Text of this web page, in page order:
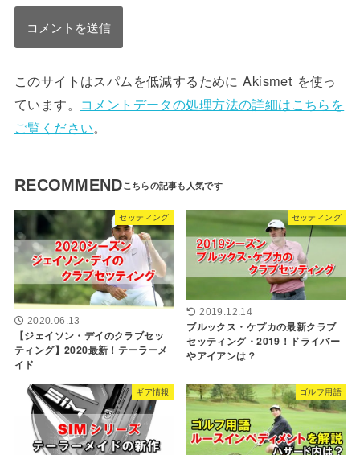
このサイトはスパムを低減するために Akismet を使っ
ています。 コメントデータの処理方法の詳細はこちらを
ご覧ください。
RECOMMEND
セッティング
2020.06.13
【ジェイソン・デイのクラブセッ
ティング】2020最新！テーラーメ
イド
セッティング
2019.12.14
ブルックス・ケプカの最新クラブ
セッティング・2019！ドライバー
やアイアンは？
ギア情報 ゴルフ用語